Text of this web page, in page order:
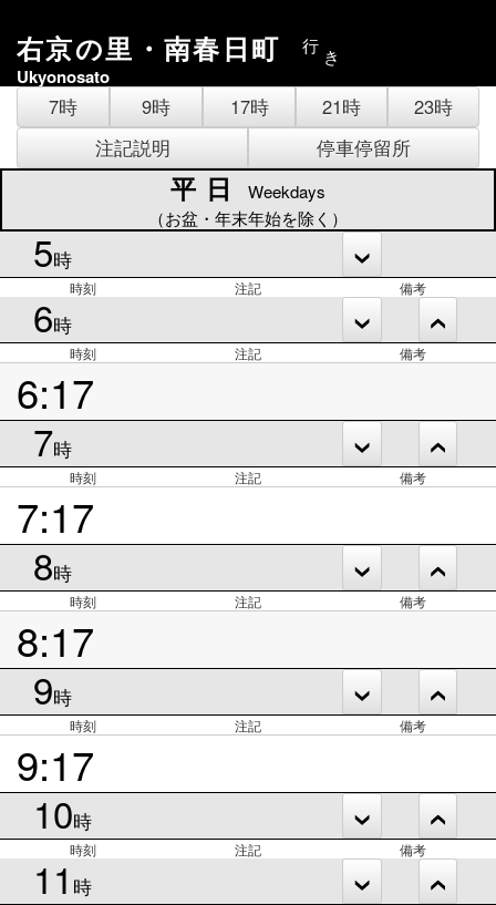
右京の里・南春日町 行 き
Ukyonosato
7時 9時 17時 21時
23時
注記説明
停車停留所
平日
Weekdays
（お盆・年末年始を除く）
5時
時刻 注記 備考
6時
時刻 注記 備考
6:17
7時
時刻 注記 備考
7:17
8時
時刻 注記 備考
8:17
9時
時刻 注記 備考
9:17
10時
時刻 注記 備考
11 時